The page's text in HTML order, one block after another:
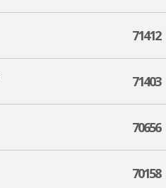
71412
71403
70656
70158